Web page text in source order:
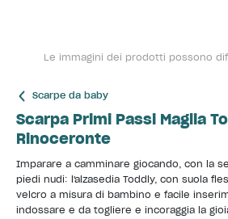
Le immagini dei prodotti possono
Scarpe da baby
Scarpa Primi Passi Maglia
Rinoceronte
Imparare a camminare giocando, con la
piedi nudi: l'alzasedia Toddly, con suola
velcro a misura di bambino e facile
indossare e da togliere e incoraggia la